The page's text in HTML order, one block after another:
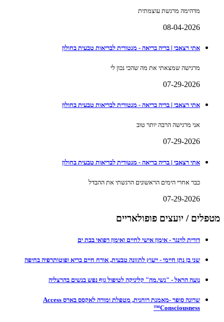
מדהימה מרגשת עוצמתית
08-04-2026
אתי רצאבי | בריה בריאה - מנטורית לבריאות טבעית בחולון
מרגישה שמצאתי את מה שהכי נכון לי
07-29-2026
אתי רצאבי | בריה בריאה - מנטורית לבריאות טבעית בחולון
אני מרגישה הרבה יותר טוב
07-29-2026
אתי רצאבי | בריה בריאה - מנטורית לבריאות טבעית בחולון
כבר אחרי הימים הראשונים הרגשתי את ההבדל
07-29-2026
מטפלים / יועצים פופולאריים
דורית לוינגר - אימון אישי לחיים ואימון רפואי בבת ים
שני בן נתן חיימי - ייעוץ לתזונה טבעית, אורח חיים בריא ופוטותרפיה בחיפה
נועה הראל - "נשי.מה" קליניקה לטיפול גוף נפש בנשים בהרצליה
שרונה סופר -מאמנת רוחנית, מטפלת ומורה לאקסס בארס Access
Consciousness™